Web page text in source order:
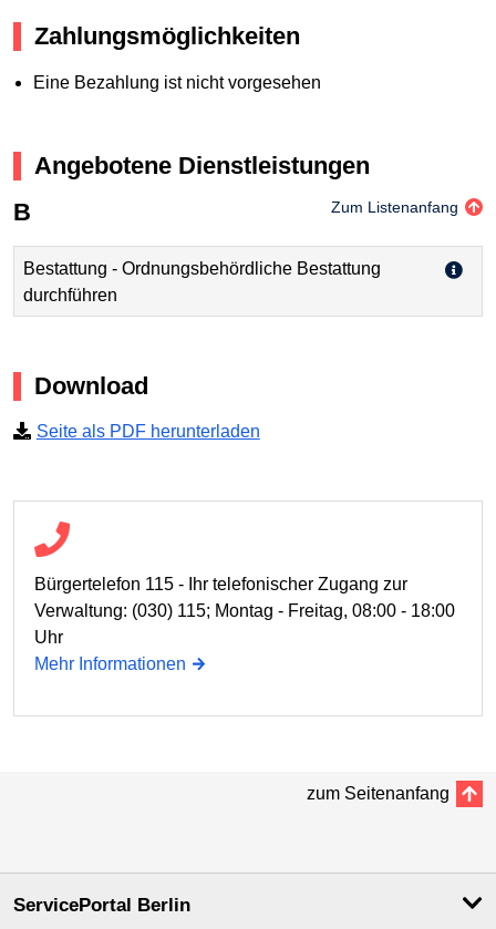
Zahlungsmöglichkeiten
Eine Bezahlung ist nicht vorgesehen
Angebotene Dienstleistungen
B
Zum Listenanfang
Bestattung - Ordnungsbehördliche Bestattung
durchführen
Download
Seite als PDF herunterladen
Bürgertelefon 115 - Ihr telefonischer Zugang zur
Verwaltung: (030) 115; Montag - Freitag, 08:00 - 18:00
Uhr
Mehr Informationen
zum Seitenanfang
ServicePortal Berlin